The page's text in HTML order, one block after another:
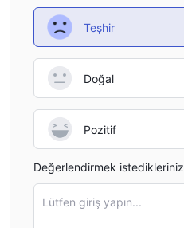
Teşhir
Doğal
Pozitif
Değerlendirmek istedikleriniz
Lütfen giriş yapın...